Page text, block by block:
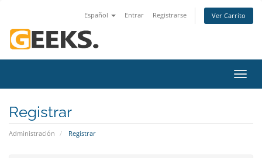
Español Entrar Registrarse Ver Carrito
Registrar
Administración Registrar